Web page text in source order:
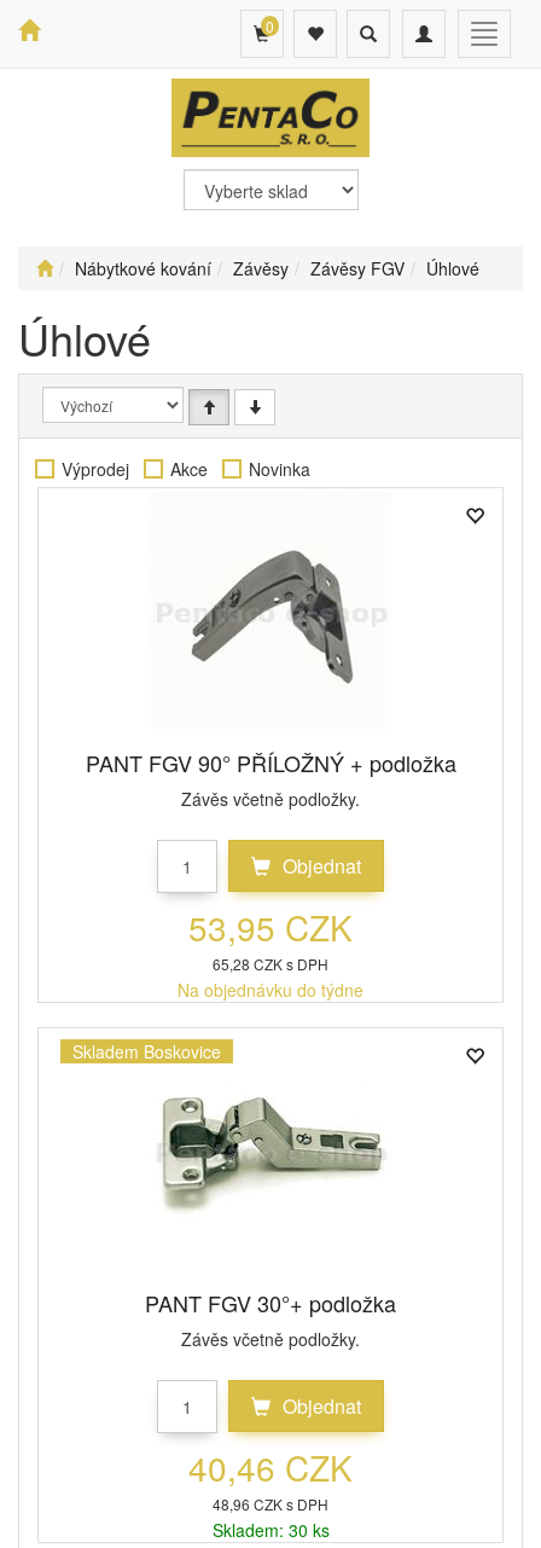
Toggle
Toggle
navigation
Toggle
search
0
Nábytkové kování Závěsy Závěsy FGV Úhlové
Úhlové
Výprodej Akce Novinka
PANT FGV 90° PŘÍLOŽNÝ + podložka
Závěs včetně podložky.
Objednat
53,95 CZK
65,28 CZK s DPH
Na objednávku do týdne
Skladem Boskovice
PANT FGV 30°+ podložka
Závěs včetně podložky.
Objednat
40,46 CZK
48,96 CZK s DPH
Skladem: 30 ks